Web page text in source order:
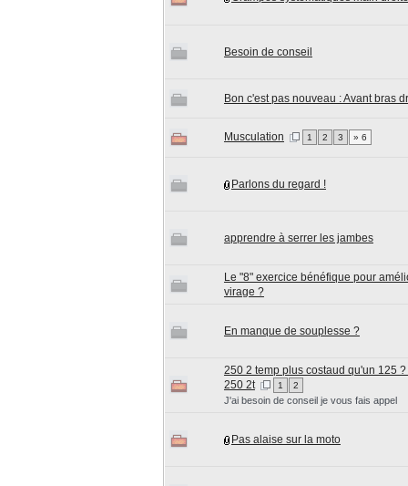
Besoin de conseil
Bon c'est pas nouveau : Avant bras
Musculation 1 2 3 » 6
Parlons du regard !
apprendre à serrer les jambes
Le "8" exercice bénéfique pour
virage ?
En manque de souplesse ?
250 2 temp plus costaud qu'un 125
250 2t
1 2
J'ai besoin de conseil je vous fais appel
Pas alaise sur la moto